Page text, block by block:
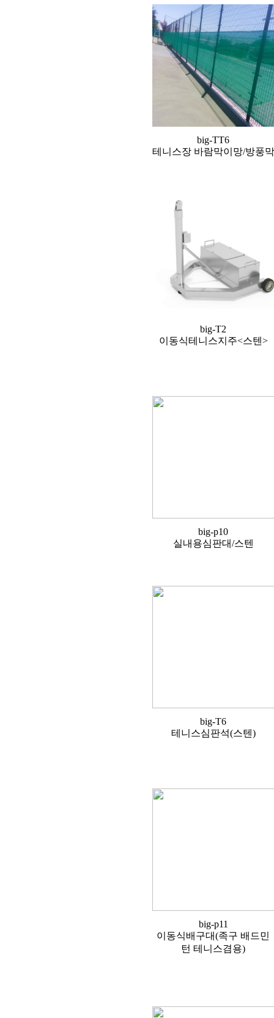
big-TT6
테니스장 바람막이망/방풍막
big-T2
이동식테니스지주<스텐>
big-p10
실내용심판대/스텐
big-T6
테니스심판석(스텐)
big-p11
이동식배구대(족구 배드민
턴 테니스겸용)